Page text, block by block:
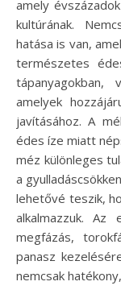
amely
kultúrának.
hatása is van,
természetes
tápanyagokban,
amelyek
javításához. A
édes íze miatt
méz különleges
a
lehetővé teszik,
alkalmazzuk. Az
megfázás,
panasz
nemcsak